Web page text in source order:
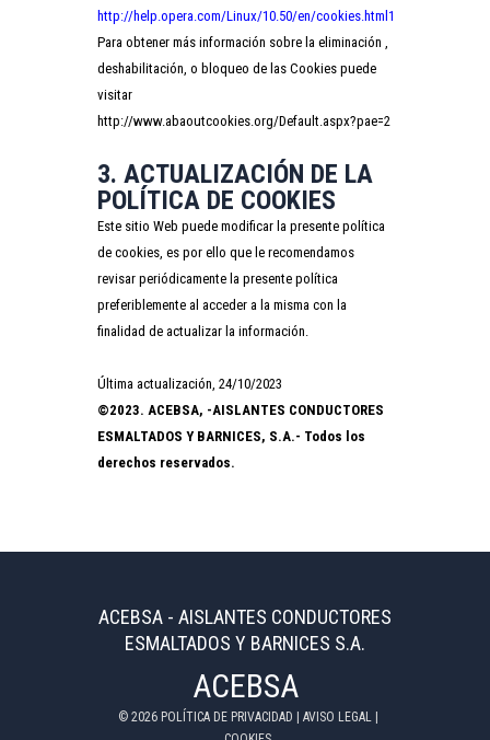
http://help.opera.com/Linux/10.50/en/cookies.html1
Para obtener más información sobre la eliminación ,
deshabilitación, o bloqueo de las Cookies puede
visitar
http://www.abaoutcookies.org/Default.aspx?pae=2
3. ACTUALIZACIÓN DE LA
POLÍTICA DE COOKIES
Este sitio Web puede modificar la presente política
de cookies, es por ello que le recomendamos
revisar periódicamente la presente política
preferiblemente al acceder a la misma con la
finalidad de actualizar la información.
Última actualización, 24/10/2023
©2023. ACEBSA, -AISLANTES CONDUCTORES
ESMALTADOS Y BARNICES, S.A.- Todos los
derechos reservados.
ACEBSA - AISLANTES CONDUCTORES
ESMALTADOS Y BARNICES S.A.
ACEBSA
© 2026 POLÍTICA DE PRIVACIDAD | AVISO LEGAL |